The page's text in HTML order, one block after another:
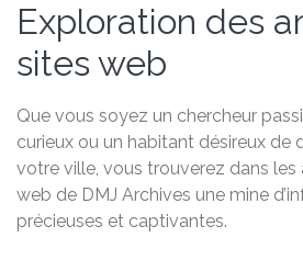
Exploration des
sites web
Que vous soyez un chercheur
curieux ou un habitant désireux de
votre ville, vous trouverez dans les
web de DMJ Archives une mine
précieuses et captivantes.